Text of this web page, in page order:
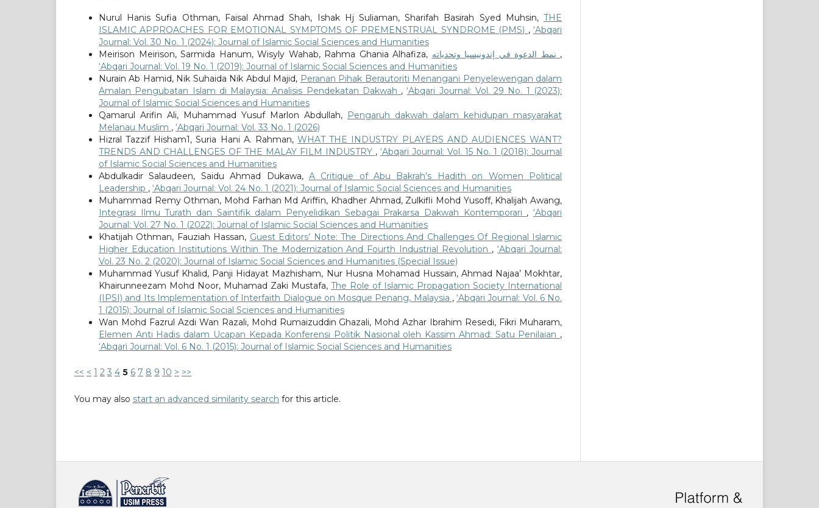
Nurul Hanis Sufia Othman, Faisal Ahmad Shah, Ishak Hj Suliaman, Sharifah Basirah Syed Muhsin, THE
ISLAMIC APPROACHES FOR EMOTIONAL SYMPTOMS OF PREMENSTRUAL SYNDROME (PMS) ,‘Abqari
Journal: Vol. 30 No. 1 (2024): Journal of Islamic Social Sciences and Humanities
Meirison Meirison, Sarmida Hanum, Wisyly Wahab, Rahma Ghania Alhafiza,
,
‘Abqari Journal: Vol. 19 No. 1 (2019): Journal of Islamic Social Sciences and Humanities
Nurain Ab Hamid, Nik Suhaida Nik Abdul Majid, Peranan Pihak Berautoriti Menangani Penyelewengan dalam
Amalan Pengubatan Islam di Malaysia: Analisis Pendekatan Dakwah ,‘Abqari Journal: Vol. 29 No. 1 (2023):
Journal of Islamic Social Sciences and Humanities
Qamarul Arifin Ali, Muhammad Yusuf Marlon Abdullah, Pengaruh dakwah dalam kehidupan masyarakat
Melanau Muslim , ‘Abqari Journal: Vol. 33 No. 1 (2026)
Hizral Tazzif Hisham1, Suria Hani A. Rahman,WHAT THE INDUSTRY PLAYERS AND AUDIENCES WANT?
TRENDS AND CHALLENGES OF THE MALAY FILM INDUSTRY , ‘Abqari Journal: Vol. 15 No. 1 (2018): Journal
of Islamic Social Sciences and Humanities
Abdulkadir Salaudeen, Saidu Ahmad Dukawa, A Critique of Abu Bakrah's Hadith on Women Political
Leadership , ‘Abqari Journal: Vol. 24 No. 1 (2021): Journal of Islamic Social Sciences and Humanities
Muhammad Remy Othman, Mohd Farhan Md Ariffin, Khadher Ahmad, Zulkifli Mohd Yusoff, Khalijah Awang,
Integrasi Ilmu Turath dan Saintifik dalam Penyelidikan Sebagai Prakarsa Dakwah Kontemporari ,‘Abqari
Journal: Vol. 27 No. 1 (2022): Journal of Islamic Social Sciences and Humanities
Khatijah Othman, Fauziah Hassan, Guest Editors’ Note: The Directions And Challenges Of Regional Islamic
Higher Education Institutions Within The Modernization And Fourth Industrial Revolution ,‘Abqari Journal:
Vol. 23 No. 2 (2020): Journal of Islamic Social Sciences and Humanities (Special Issue)
Muhammad Yusuf Khalid, Panji Hidayat Mazhisham, Nur Husna Mohamad Hussain, Ahmad Najaa’ Mokhtar,
Khairunneezam Mohd Noor, Muhamad Zaki Mustafa, The Role of Islamic Propagation Society International
(IPSI) and Its Implementation of Interfaith Dialogue on Mosque Penang, Malaysia , ‘Abqari Journal: Vol. 6 No.
1 (2015): Journal of Islamic Social Sciences and Humanities
Wan Mohd Fazrul Azdi Wan Razali, Mohd Rumaizuddin Ghazali, Mohd Azhar Ibrahim Resedi, Fikri Muharam,
Elemen Anti Hadis dalam Ucapan Kepada Konferensi Politik Nasional oleh Kassim Ahmad: Satu Penilaian ,
‘Abqari Journal: Vol. 6 No. 1 (2015): Journal of Islamic Social Sciences and Humanities
<< < 1 2 3 4 5 6 7 8 9 10 > >>
You may also start an advanced similarity search for this article.